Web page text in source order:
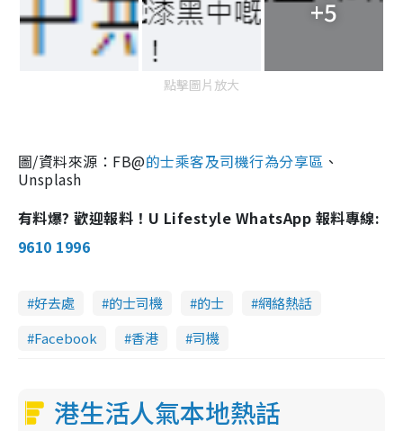
+5
點擊圖片放大
圖/資料來源： FB@的士乘客及司機行為分享區 、
Unsplash
有料爆? 歡迎報料！U Lifestyle WhatsApp 報料專線:
9610 1996
好去處 的士司機 的士
網絡熱話
Facebook
香港 司機
港生活人氣本地熱話